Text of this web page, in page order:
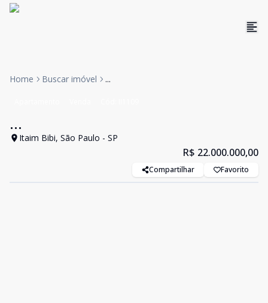
Home Buscar imóvel ...
...
Itaim Bibi, São Paulo - SP
R$ 22.000.000,00
Compartilhar Favorito